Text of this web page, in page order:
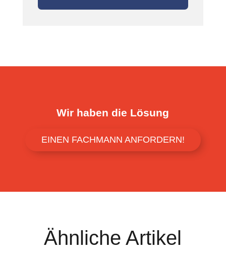
Wir haben die Lösung
EINEN FACHMANN ANFORDERN!
Ähnliche Artikel